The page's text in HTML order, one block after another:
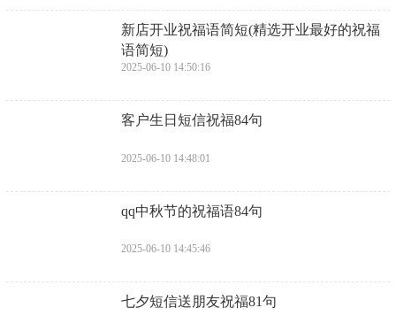
​新店开业祝福语简短(精选开业最好的祝福
语简短)
2025-06-10 14:50:16
​客户生日短信祝福84句
2025-06-10 14:48:01
​qq中秋节的祝福语84句
2025-06-10 14:45:46
​七夕短信送朋友祝福81句